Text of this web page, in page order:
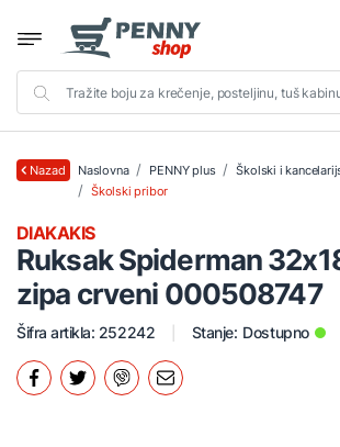
Nazad Naslovna PENNY plus
Školski i
Školski pribor
Ruksak Spiderman
zipa crveni 000508747
DIAKAKIS
Šifra artikla: 252242 Stanje: Dostupno